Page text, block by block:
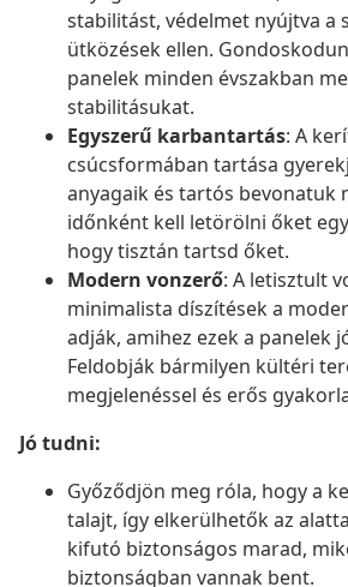
stabilitást, védelmet nyújtva a
ütközések ellen.
panelek minden évszakban
stabilitásukat.
Egyszerű karbantartás: A
csúcsformában tartása
anyagaik és tartós bevonatuk
időnként kell letörölni őket
hogy tisztán tartsd őket.
Modern vonzerő: A letisztult
minimalista díszítések a
adják, amihez ezek a panelek
Feldobják bármilyen kültéri
megjelenéssel és erős
Jó tudni:
Győződjön meg róla, hogy a
talajt, így elkerülhetők az
kifutó biztonságos marad,
biztonságban vannak bent.